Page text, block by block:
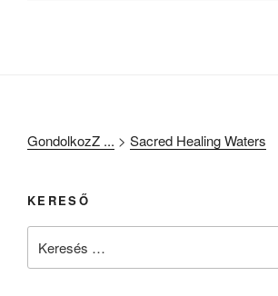
GondolkozZ ... > Sacred Healing Waters
KERESŐ